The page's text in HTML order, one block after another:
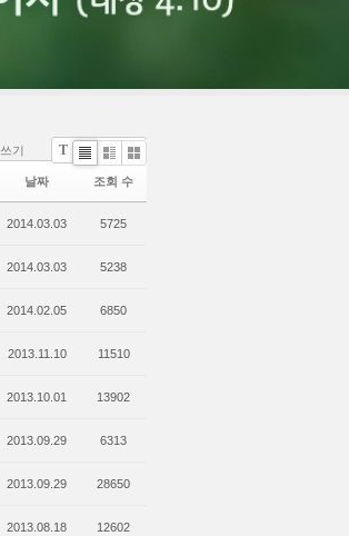
T 기본글꼴
쓰기
Li
Zi
n
G
al
날짜 조회 수
2014.03.03 5725
2014.03.03 5238
2014.02.05 6850
2013.11.10 11510
2013.10.01 13902
2013.09.29 6313
2013.09.29 28650
2013.08.18 12602